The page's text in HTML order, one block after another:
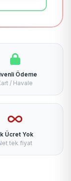
Ödeme
/ Havale
Ücret Yok
tek fiyat